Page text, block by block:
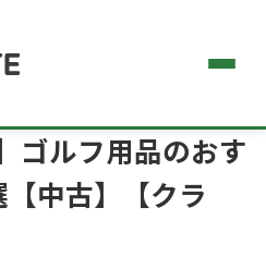
ゴルフ用品のおす
中古】【クラ